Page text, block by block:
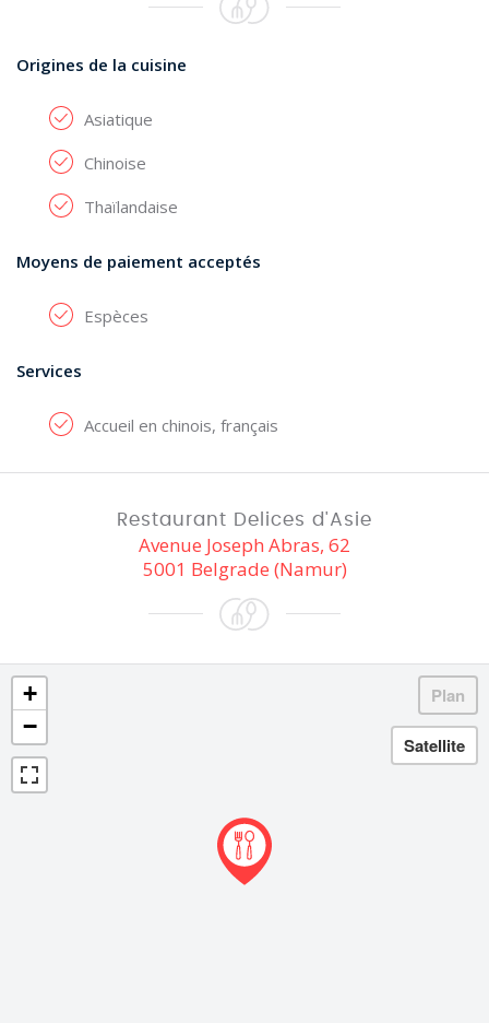
Origines de la cuisine
Asiatique
Chinoise
Thaïlandaise
Moyens de paiement acceptés
Espèces
Services
Accueil en chinois, français
Restaurant Delices d'Asie
Avenue Joseph Abras, 62
5001 Belgrade (Namur)
+
−